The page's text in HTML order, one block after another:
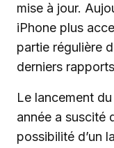
mise à jour.
iPhone plus
partie régulière
derniers
Le lancement du
année a suscité
possibilité d’un